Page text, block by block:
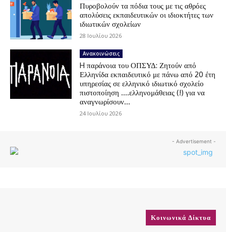
Πυροβολούν τα πόδια τους με τις αθρόες
απολύσεις εκπαιδευτικών οι ιδιοκτήτες των
ιδιωτικών σχολείων
28 Ιουλίου 2026
Ανακοινώσεις
H παράνοια του ΟΠΣΥΔ: Ζητούν από
Ελληνίδα εκπαιδευτικό με πάνω από 20 έτη
υπηρεσίας σε ελληνικό ιδιωτικό σχολείο
πιστοποίηση ….ελληνομάθειας (!) για να
αναγνωρίσουν...
24 Ιουλίου 2026
- Advertisement -
Κοινωνικά Δίκτυα